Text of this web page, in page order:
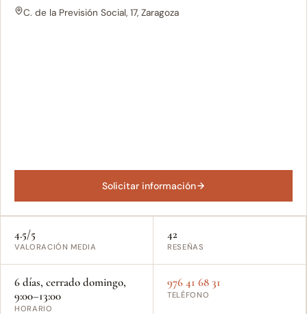
C. de la Previsión Social, 17, Zaragoza
Solicitar información
4.5/5
VALORACIÓN MEDIA
42
RESEÑAS
6 días, cerrado domingo,
9:00–13:00
HORARIO
976 41 68 31
TELÉFONO